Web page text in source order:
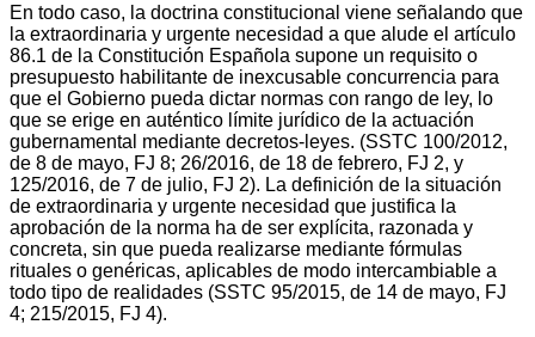
En todo caso, la doctrina constitucional viene señalando que
la extraordinaria y urgente necesidad a que alude el artículo
86.1 de la Constitución Española supone un requisito o
presupuesto habilitante de inexcusable concurrencia para
que el Gobierno pueda dictar normas con rango de ley, lo
que se erige en auténtico límite jurídico de la actuación
gubernamental mediante decretos-leyes. (SSTC 100/2012,
de 8 de mayo, FJ 8; 26/2016, de 18 de febrero, FJ 2, y
125/2016, de 7 de julio, FJ 2). La definición de la situación
de extraordinaria y urgente necesidad que justifica la
aprobación de la norma ha de ser explícita, razonada y
concreta, sin que pueda realizarse mediante fórmulas
rituales o genéricas, aplicables de modo intercambiable a
todo tipo de realidades (SSTC 95/2015, de 14 de mayo, FJ
4; 215/2015, FJ 4).